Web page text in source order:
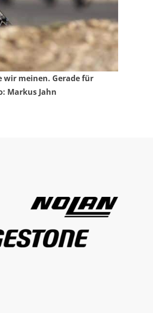
wir meinen. Gerade für
Markus Jahn